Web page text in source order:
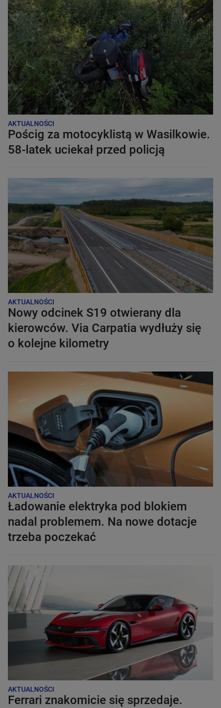
AKTUALNOŚCI
Pościg za motocyklistą w Wasilkowie.
58-latek uciekał przed policją
AKTUALNOŚCI
Nowy odcinek S19 otwierany dla
kierowców. Via Carpatia wydłuży się
o kolejne kilometry
AKTUALNOŚCI
Ładowanie elektryka pod blokiem
nadal problemem. Na nowe dotacje
trzeba poczekać
AKTUALNOŚCI
Ferrari znakomicie się sprzedaje.